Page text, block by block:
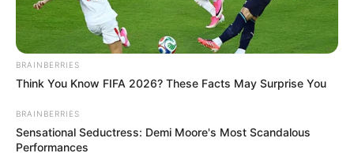
Colprensa.
Precios en Corabastos: alimentos que más bajaron de
precio.
Por:J. Adriana Pardo
Julio 2, 2025
BRAINBERRIES
Think You Know FIFA 2026? These Facts May Surprise You
BRAINBERRIES
Sensational Seductress: Demi Moore's Most Scandalous
Performances